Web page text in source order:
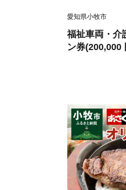
愛知県小牧市
福祉車両・介
ン券(200,000